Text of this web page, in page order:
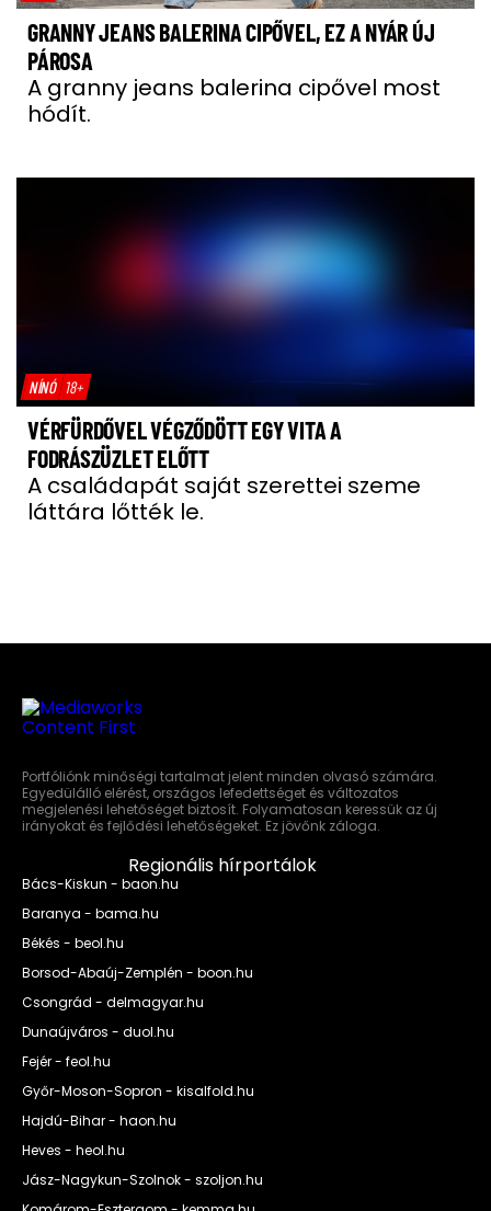
GRANNY JEANS BALERINA CIPŐVEL, EZ A NYÁR ÚJ
PÁROSA
A granny jeans balerina cipővel most
hódít.
NÍNÓ 18+
VÉRFÜRDŐVEL VÉGZŐDÖTT EGY VITA A
FODRÁSZÜZLET ELŐTT
A családapát saját szerettei szeme
láttára lőtték le.
Portfóliónk minőségi tartalmat jelent minden olvasó számára.
Egyedülálló elérést, országos lefedettséget és változatos
megjelenési lehetőséget biztosít. Folyamatosan keressük az új
irányokat és fejlődési lehetőségeket. Ez jövőnk záloga.
Regionális hírportálok
Bács-Kiskun - baon.hu
Baranya - bama.hu
Békés - beol.hu
Borsod-Abaúj-Zemplén - boon.hu
Csongrád - delmagyar.hu
Dunaújváros - duol.hu
Fejér - feol.hu
Győr-Moson-Sopron - kisalfold.hu
Hajdú-Bihar - haon.hu
Heves - heol.hu
Jász-Nagykun-Szolnok - szoljon.hu